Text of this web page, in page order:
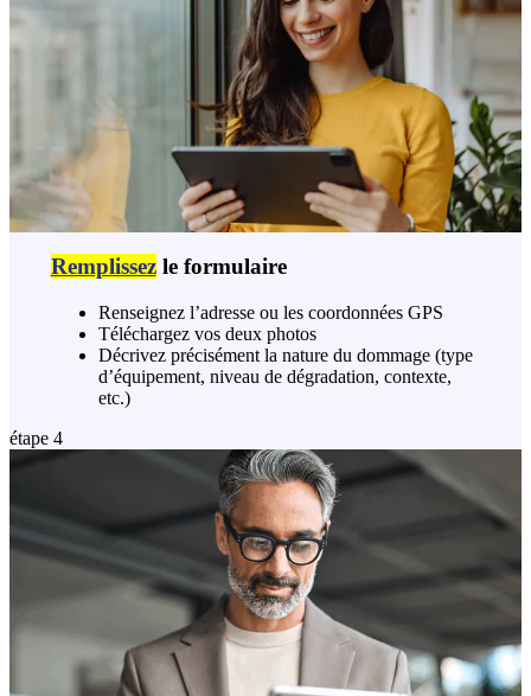
Remplissezle formulaire
Renseignez l’adresse ou les coordonnées GPS
Téléchargez vos deux photos
Décrivez précisément la nature du dommage (type
d’équipement, niveau de dégradation, contexte,
etc.)
étape 4